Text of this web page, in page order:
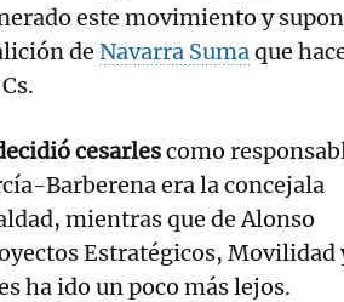
este movimiento y
de Navarra Sumaque
cesarlescomo
Barberena era la concejala
mientras que de Alonso
Estratégicos, Movilidad
ha ido un poco más lejos.